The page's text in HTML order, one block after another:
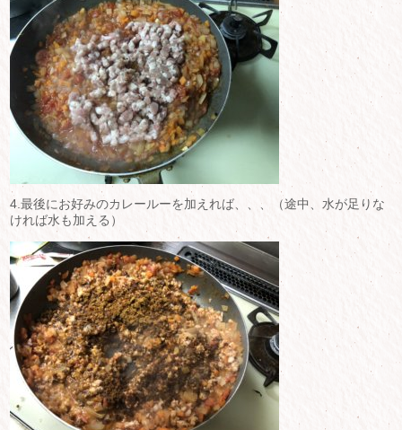
4.最後にお好みのカレールーを加えれば、、、（途中、水が足りな
ければ水も加える）